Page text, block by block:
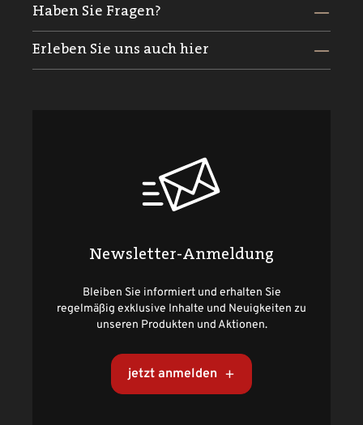
Haben Sie Fragen?
Erleben Sie uns auch hier
Newsletter-Anmeldung
Bleiben Sie informiert und erhalten Sie
regelmäßig exklusive Inhalte und Neuigkeiten zu
unseren Produkten und Aktionen.
jetzt anmelden